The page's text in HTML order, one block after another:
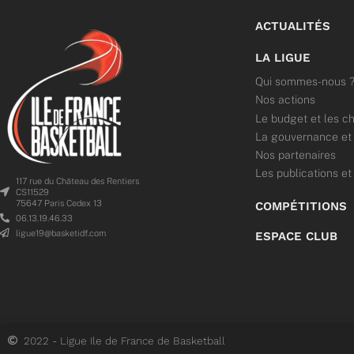
117 rue du Château des Rentiers
CS11529
75647 Paris Cedex 13
06.13.19.46.33
ligue19@basketidf.com
ACTUALITÉS
LA LIGUE
Qui sommes-nous ?
Nos actions
Le budget et les
La gouvernance et
Nos partenaires
Les publications
COMPÉTITIONS
ESPACE CLUB
2022 - Ligue Ile de France de Basketball